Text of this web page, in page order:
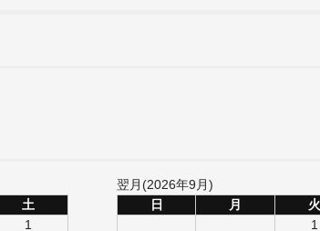
土
1
翌月(2026年9月)
日
月 火
1